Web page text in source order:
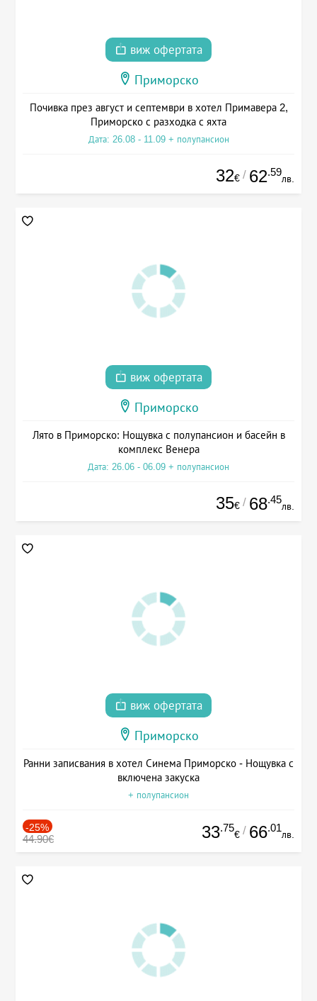
виж офертата
Приморско
Почивка през август и септември в хотел Примавера 2,
Приморско с разходка с яхта
Дата: 26.08 - 11.09 + полупансион
32€ / 62.59
лв.
виж офертата
Приморско
Лято в Приморско: Нощувка с полупансион и басейн в
комплекс Венера
Дата: 26.06 - 06.09 + полупансион
35€ / 68.45
лв.
виж офертата
Приморско
Ранни записвания в хотел Синема Приморско - Нощувка с
включена закуска
+ полупансион
-25%
44.90€ 33.75
€ / 66.01
лв.